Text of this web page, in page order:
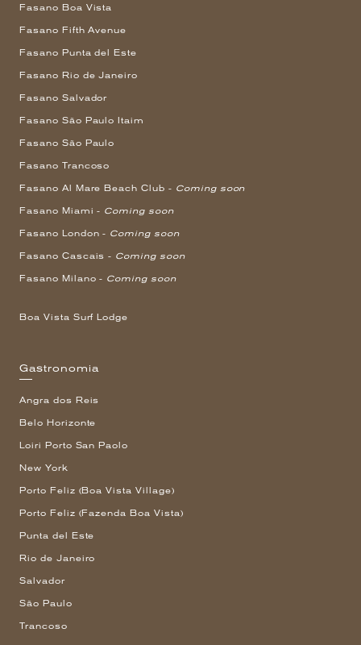
Fasano Boa Vista
Fasano Fifth Avenue
Fasano Punta del Este
Fasano Rio de Janeiro
Fasano Salvador
Fasano São Paulo Itaim
Fasano São Paulo
Fasano Trancoso
Fasano Al Mare Beach Club - Coming soon
Fasano Miami - Coming soon
Fasano London - Coming soon
Fasano Cascais - Coming soon
Fasano Milano - Coming soon
Boa Vista Surf Lodge
Gastronomia
Angra dos Reis
Belo Horizonte
Loiri Porto San Paolo
New York
Porto Feliz (Boa Vista Village)
Porto Feliz (Fazenda Boa Vista)
Punta del Este
Rio de Janeiro
Salvador
São Paulo
Trancoso